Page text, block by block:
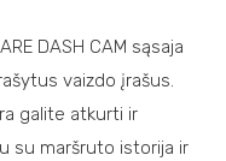
DASH CAM sąsaja
vaizdo įrašus.
galite atkurti ir
su maršruto istorija ir